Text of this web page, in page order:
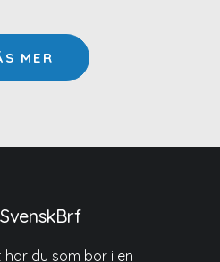
MER
du som bor i en